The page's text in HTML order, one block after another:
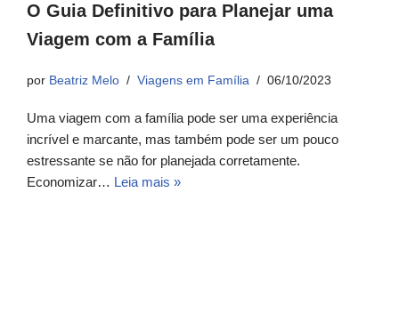
O Guia Definitivo para Planejar uma
Viagem com a Família
por Beatriz Melo Viagens em Família 06/10/2023
Uma viagem com a família pode ser uma experiência
incrível e marcante, mas também pode ser um pouco
estressante se não for planejada corretamente.
Economizar… Leia mais »